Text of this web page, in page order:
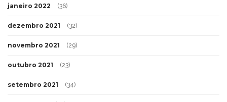
janeiro 2022 (36)
dezembro 2021 (32)
novembro 2021 (29)
outubro 2021 (23)
setembro 2021 (34)